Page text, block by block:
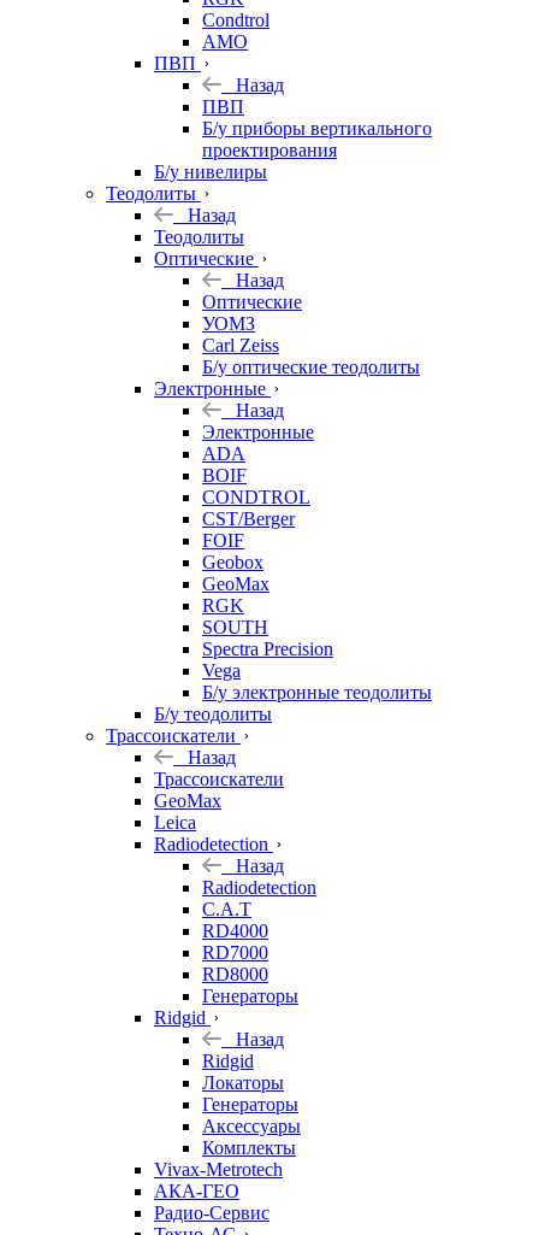
Condtrol
AMO
ПВП
Назад
ПВП
Б/у приборы вертикального
проектирования
Б/у нивелиры
Теодолиты
Назад
Теодолиты
Оптические
Назад
Оптические
УОМЗ
Carl Zeiss
Б/у оптические теодолиты
Электронные
Назад
Электронные
ADA
BOIF
CONDTROL
CST/Berger
FOIF
Geobox
GeoMax
RGK
SOUTH
Spectra Precision
Vega
Б/у электронные теодолиты
Б/у теодолиты
Трассоискатели
Назад
Трассоискатели
GeoMax
Leica
Radiodetection
Назад
Radiodetection
C.A.T
RD4000
RD7000
RD8000
Генераторы
Ridgid
Назад
Ridgid
Локаторы
Генераторы
Аксессуары
Комплекты
Vivax-Metrotech
АКА-ГЕО
Радио-Сервис